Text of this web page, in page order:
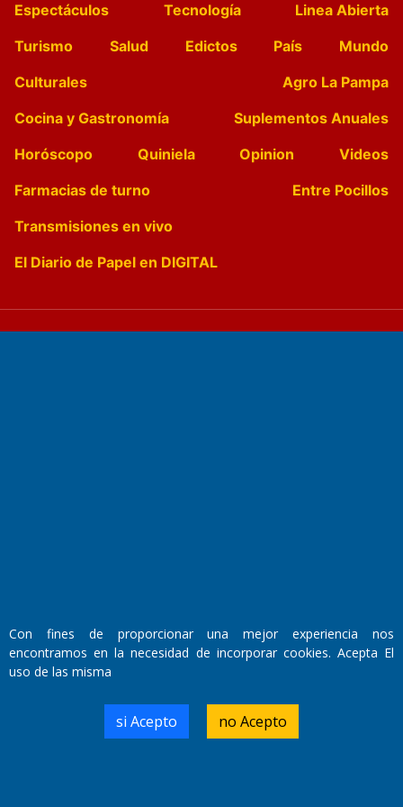
Espectáculos
Tecnología
Linea Abierta
Turismo
Salud Edictos País
Mundo
Culturales
Agro La Pampa
Cocina y Gastronomía
Suplementos Anuales
Horóscopo
Quiniela Opinion
Videos
Farmacias de turno
Entre Pocillos
Transmisiones en vivo
El Diario de Papel en DIGITAL
Domicilio Legal: José Ingenieros 855,
Número de Registro DNDA:
RL-2019-55551274-APN-DNDA#MJ
Con fines de proporcionar una mejor experiencia nos
encontramos en la necesidad de incorporar cookies. Acepta El
uso de las misma
si Acepto no Acepto